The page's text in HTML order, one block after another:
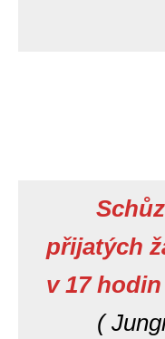
přijatých
v 17 hodin
(